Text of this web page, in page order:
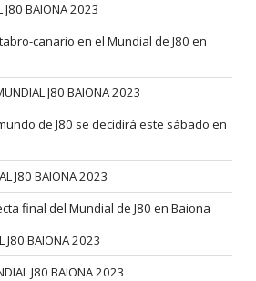
J80 BAIONA 2023
canario en el Mundial de J80 en
J80 BAIONA 2023
de J80 se decidirá este sábado en
J80 BAIONA 2023
final del Mundial de J80 en Baiona
J80 BAIONA 2023
J80 BAIONA 2023